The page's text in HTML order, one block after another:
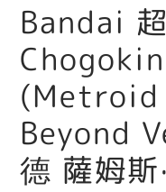
Bandai
(Metroid
Beyond
德 薩姆斯